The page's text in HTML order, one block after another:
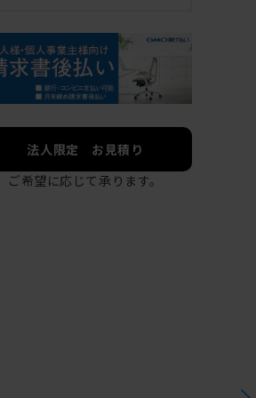
法人限定 お見積り
ご希望に応じて承ります。